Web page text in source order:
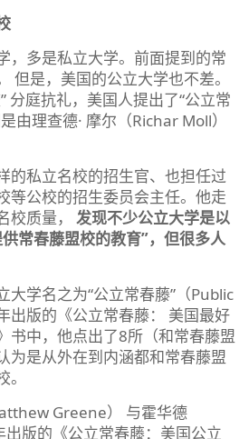
，多是私立大学。前面提到的常
但是，美国的公立大学也不差。
分庭抗礼，美国人提出了“公立常
由理查德· 摩尔（Richar Moll）
的私立名校的招生官、也担任过
等公校的招生委员会主任。他走
校质量， 发现不少公立大学是以
常春藤盟校的教育”，但很多人
大学名之为“公立常春藤”（Public
出版的《公立常春藤： 美国最好
书中，他点出了8所（和常春藤盟
为是从外在到内涵都和常春藤盟
Greene） 与霍华德
出版的《公立常春藤：美国公立